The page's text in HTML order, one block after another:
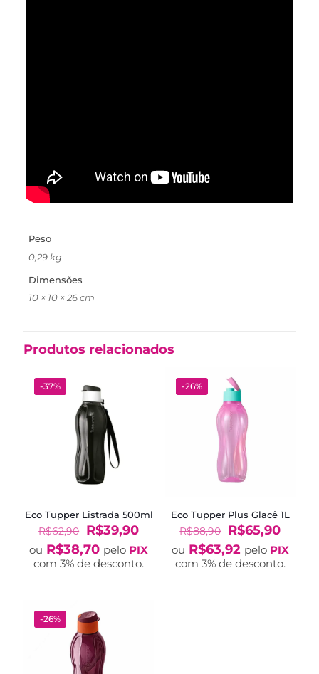
Peso
0,29 kg
Dimensões
10 × 10 × 26 cm
Produtos relacionados
-37%
Eco Tupper Listrada 500ml
R$62,90
O
preço
original
era:
R$39,90O
preço
atual
é:
ou R$38,70 pelo PIX
com 3% de desconto.
-26%
Eco Tupper Plus Glacê 1L
R$88,90 O
preço
original
era:
R$65,90O
preço
atual
é:
ou R$63,92 pelo PIX
com 3% de desconto.
-26%